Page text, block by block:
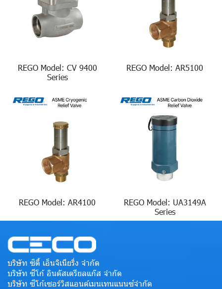
REGO Model: CV 9400
Series
REGO Model: AR5100
REGO Model: AR4100
REGO Model: UA3149A
Series
บริษัท ซิตี้ เอ็นจิเนียริ่ง จำกัด
บริษัท ซีโก้ อินดัสเตรียลแก๊ส จำกัด
บริษัท ซีโก้เซอร์วิสแอนด์เมนเทนแนนซ์จำกัด